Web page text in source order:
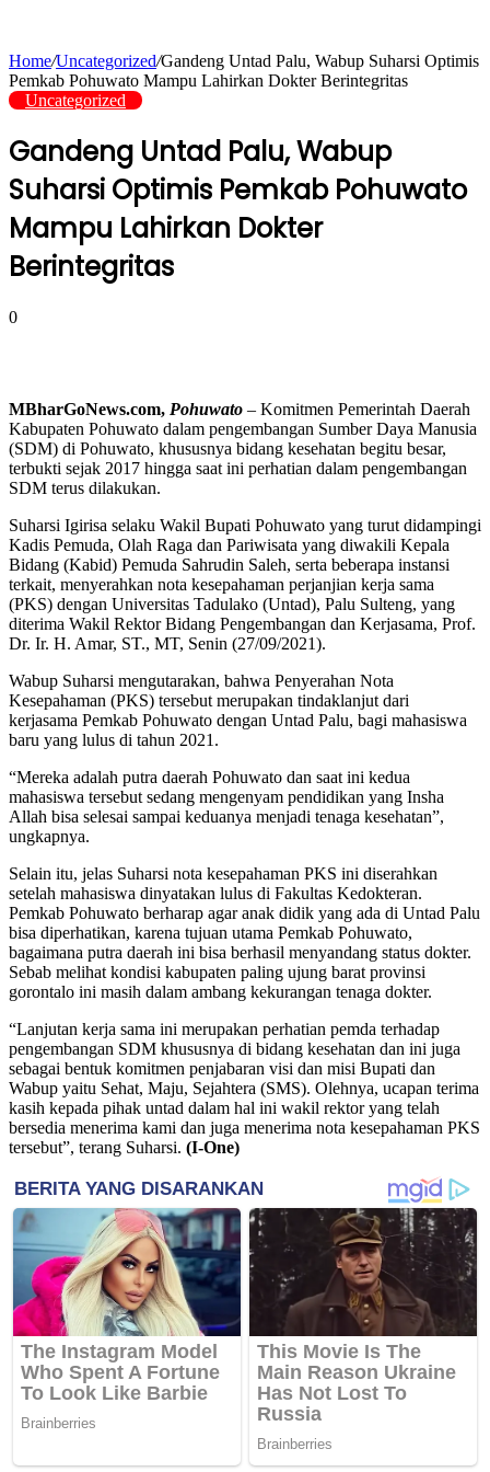
Home/Uncategorized/Gandeng Untad Palu, Wabup Suharsi Optimis
Pemkab Pohuwato Mampu Lahirkan Dokter Berintegritas
Uncategorized
Gandeng Untad Palu, Wabup
Suharsi Optimis Pemkab Pohuwato
Mampu Lahirkan Dokter
Berintegritas
0
MBharGoNews.com, Pohuwato – Komitmen Pemerintah Daerah
Kabupaten Pohuwato dalam pengembangan Sumber Daya Manusia
(SDM) di Pohuwato, khususnya bidang kesehatan begitu besar,
terbukti sejak 2017 hingga saat ini perhatian dalam pengembangan
SDM terus dilakukan.
Suharsi Igirisa selaku Wakil Bupati Pohuwato yang turut didampingi
Kadis Pemuda, Olah Raga dan Pariwisata yang diwakili Kepala
Bidang (Kabid) Pemuda Sahrudin Saleh, serta beberapa instansi
terkait, menyerahkan nota kesepahaman perjanjian kerja sama
(PKS) dengan Universitas Tadulako (Untad), Palu Sulteng, yang
diterima Wakil Rektor Bidang Pengembangan dan Kerjasama, Prof.
Dr. Ir. H. Amar, ST., MT, Senin (27/09/2021).
Wabup Suharsi mengutarakan, bahwa Penyerahan Nota
Kesepahaman (PKS) tersebut merupakan tindaklanjut dari
kerjasama Pemkab Pohuwato dengan Untad Palu, bagi mahasiswa
baru yang lulus di tahun 2021.
“Mereka adalah putra daerah Pohuwato dan saat ini kedua
mahasiswa tersebut sedang mengenyam pendidikan yang Insha
Allah bisa selesai sampai keduanya menjadi tenaga kesehatan”,
ungkapnya.
Selain itu, jelas Suharsi nota kesepahaman PKS ini diserahkan
setelah mahasiswa dinyatakan lulus di Fakultas Kedokteran.
Pemkab Pohuwato berharap agar anak didik yang ada di Untad Palu
bisa diperhatikan, karena tujuan utama Pemkab Pohuwato,
bagaimana putra daerah ini bisa berhasil menyandang status dokter.
Sebab melihat kondisi kabupaten paling ujung barat provinsi
gorontalo ini masih dalam ambang kekurangan tenaga dokter.
“Lanjutan kerja sama ini merupakan perhatian pemda terhadap
pengembangan SDM khususnya di bidang kesehatan dan ini juga
sebagai bentuk komitmen penjabaran visi dan misi Bupati dan
Wabup yaitu Sehat, Maju, Sejahtera (SMS). Olehnya, ucapan terima
kasih kepada pihak untad dalam hal ini wakil rektor yang telah
bersedia menerima kami dan juga menerima nota kesepahaman PKS
tersebut”, terang Suharsi. (I-One)